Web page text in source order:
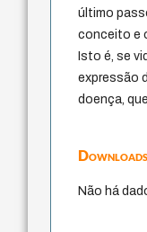
último
conceito e
Isto é, se
expressão
doença,
Downloads
Não há